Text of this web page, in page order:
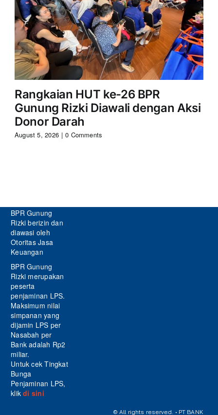
Rangkaian HUT ke-26 BPR
Gunung Rizki Diawali dengan Aksi
Donor Darah
August 5, 2026 | 0 Comments
BPR Gunung
Rizki berizin dan
diawasi oleh
Otoritas Jasa
Keuangan
BPR Gunung
Rizki merupakan
peserta
penjaminan LPS.
Maksimum nilai
simpanan yang
dijamin LPS per
Nasabah per
Bank adalah Rp2
miliar.
Untuk cek Tingkat
Bunga
Penjaminan LPS,
klik di sini
© All rights reserved. • PT BANK